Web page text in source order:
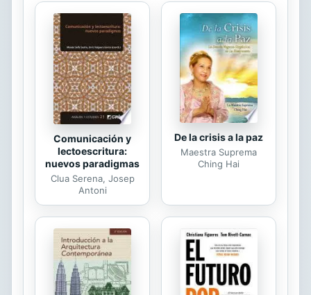
cualquier adversidad. (Pon en manos
del Señor todas tus obras, y tus
proyectos Sé cumplirán. Proverbios
16: 3) Ju.
Comunicación y
lectoescritura:
nuevos paradigmas
Clua Serena, Josep
Antoni
De la crisis a la paz
Maestra Suprema
Ching Hai